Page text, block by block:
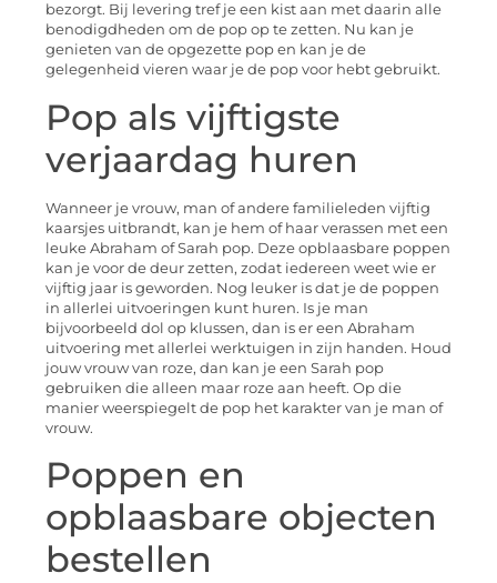
bezorgt. Bij levering tref je een kist aan met daarin alle
benodigdheden om de pop op te zetten. Nu kan je
genieten van de opgezette pop en kan je de
gelegenheid vieren waar je de pop voor hebt gebruikt.
Pop als vijftigste
verjaardag huren
Wanneer je vrouw, man of andere familieleden vijftig
kaarsjes uitbrandt, kan je hem of haar verassen met een
leuke Abraham of Sarah pop. Deze opblaasbare poppen
kan je voor de deur zetten, zodat iedereen weet wie er
vijftig jaar is geworden. Nog leuker is dat je de poppen
in allerlei uitvoeringen kunt huren. Is je man
bijvoorbeeld dol op klussen, dan is er een Abraham
uitvoering met allerlei werktuigen in zijn handen. Houd
jouw vrouw van roze, dan kan je een Sarah pop
gebruiken die alleen maar roze aan heeft. Op die
manier weerspiegelt de pop het karakter van je man of
vrouw.
Poppen en
opblaasbare objecten
bestellen